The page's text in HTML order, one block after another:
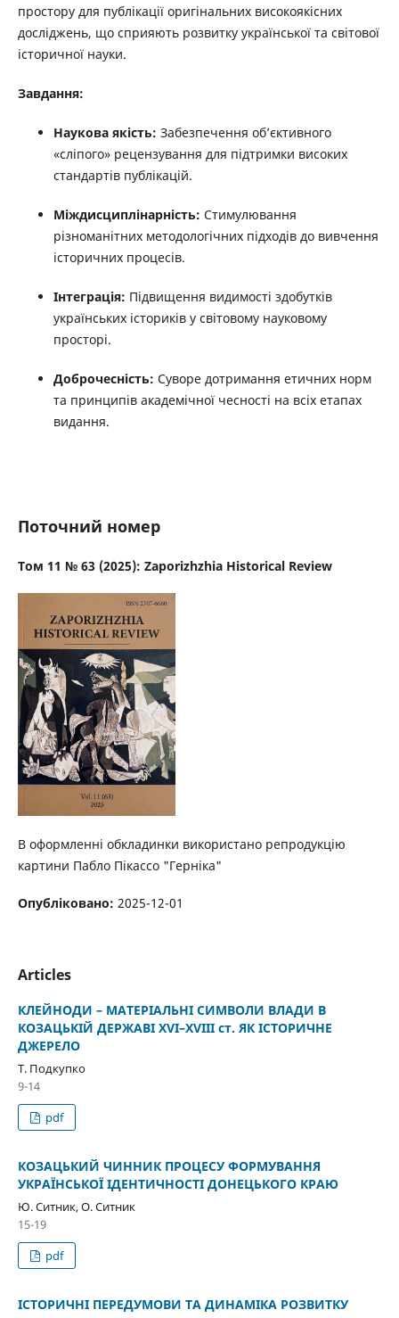
простору для публікації оригінальних високоякісних
досліджень, що сприяють розвитку української та світової
історичної науки.
Завдання:
Наукова якість: Забезпечення об’єктивного
«сліпого» рецензування для підтримки високих
стандартів публікацій.
Міждисциплінарність: Стимулювання
різноманітних методологічних підходів до вивчення
історичних процесів.
Інтеграція: Підвищення видимості здобутків
українських істориків у світовому науковому
просторі.
Доброчесність: Суворе дотримання етичних норм
та принципів академічної чесності на всіх етапах
видання.
Поточний номер
Том 11 № 63 (2025): Zaporizhzhia Historical Review
В оформленні обкладинки використано репродукцію
картини Пабло Пікассо "Герніка"
Опубліковано: 2025-12-01
Articles
КЛЕЙНОДИ – МАТЕРІАЛЬНІ СИМВОЛИ ВЛАДИ В
КОЗАЦЬКІЙ ДЕРЖАВІ XVI–XVIII ст. ЯК ІСТОРИЧНЕ
ДЖЕРЕЛО
Т. Подкупко
9-14
pdf
КОЗАЦЬКИЙ ЧИННИК ПРОЦЕСУ ФОРМУВАННЯ
УКРАЇНСЬКОЇ ІДЕНТИЧНОСТІ ДОНЕЦЬКОГО КРАЮ
Ю. Ситник, О. Ситник
15-19
pdf
ІСТОРИЧНІ ПЕРЕДУМОВИ ТА ДИНАМІКА РОЗВИТКУ